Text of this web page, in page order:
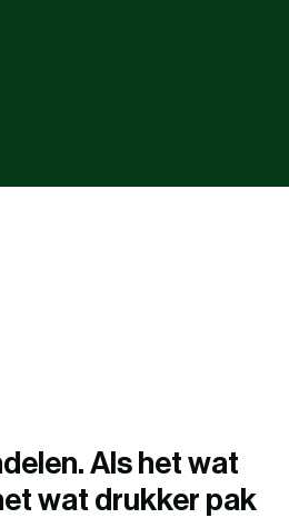
Als het wat
wat drukker pak